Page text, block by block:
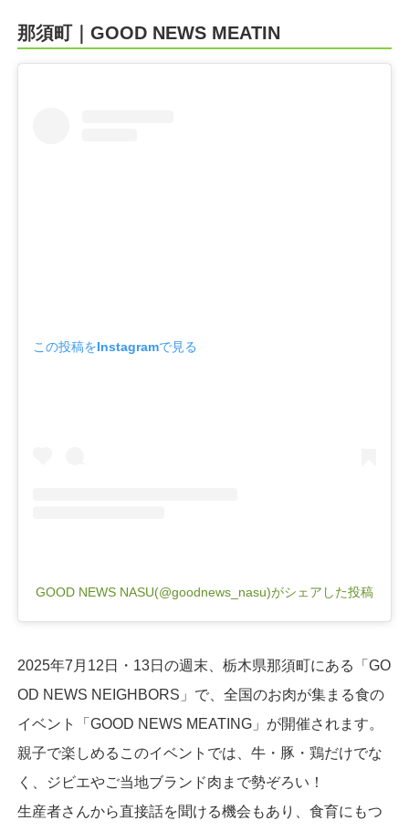
那須町｜GOOD NEWS MEATIN
この投稿をInstagramで見る
GOOD NEWS NASU(@goodnews_nasu)がシェアした投稿
2025年7月12日・13日の週末、栃木県那須町にある「GO
OD NEWS NEIGHBORS」で、全国のお肉が集まる食の
イベント「GOOD NEWS MEATING」が開催されます。
親子で楽しめるこのイベントでは、牛・豚・鶏だけでな
く、ジビエやご当地ブランド肉まで勢ぞろい！
生産者さんから直接話を聞ける機会もあり、食育にもつ